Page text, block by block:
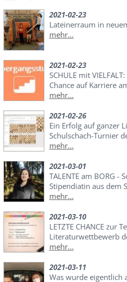
2021-02-23
Lateinerraum in
mehr...
2021-02-23
SCHULE mit
Chance auf Karriere
mehr...
2021-02-26
Ein Erfolg auf ganzer
Schulschach-Turnier
mehr...
2021-03-01
TALENTE am BORG -
Stipendiatin aus dem
mehr...
2021-03-10
LETZTE CHANCE zur
Literaturwettbewerb
mehr...
2021-03-11
Was wurde eigentlich